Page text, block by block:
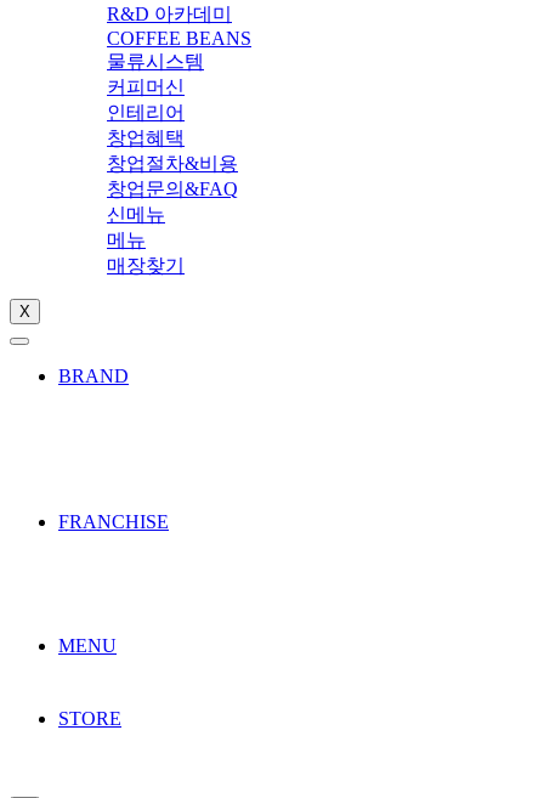
R&D 아카데미
COFFEE BEANS
물류시스템
커피머신
인테리어
창업혜택
창업절차&비용
창업문의&FAQ
신메뉴
메뉴
매장찾기
X
BRAND
FRANCHISE
MENU
STORE